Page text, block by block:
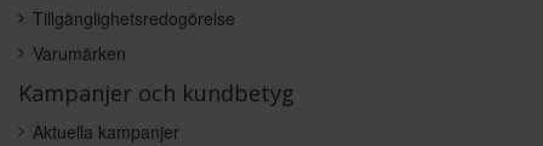
Tillgänglighetsredogörelse
Varumärken
Kampanjer och kundbetyg
Aktuella kampanjer